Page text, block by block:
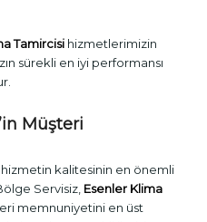
Tamircisihizmetlerimizin
sürekli en iyi performansı
Müşteri
kalitesinin en önemli
Servisiz, Esenler Klima
memnuniyetini en üst